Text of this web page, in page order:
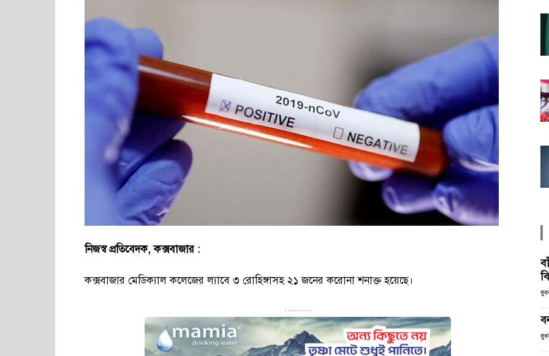
নিজস্ব প্রতিবেদক, কক্সবাজার :
কক্সবাজার মেডিক্যাল কলেজের ল্যাবে ৩ রোহিঙ্গাসহ ২১ জনের করোনা শনাক্ত হয়েছে।
---------